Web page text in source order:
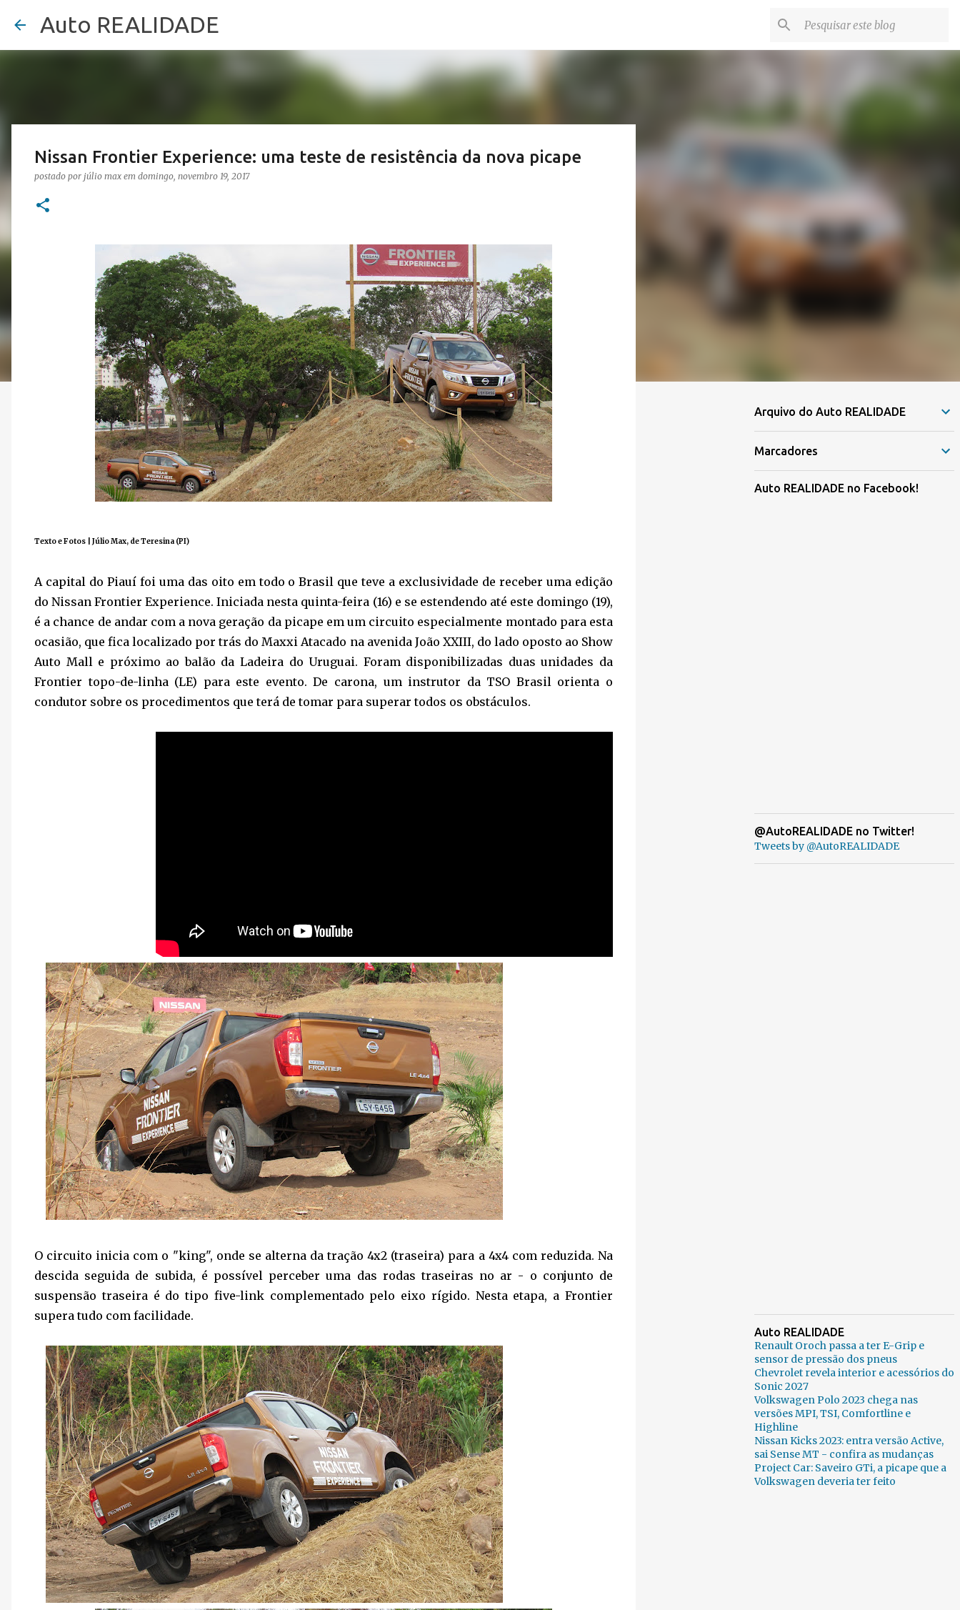
Auto REALIDADE
Nissan Frontier Experience: uma teste de resistência da nova picape
postado por júlio max em domingo, novembro 19, 2017
Texto e Fotos | Júlio Max, de Teresina (PI)
A capital do Piauí foi uma das oito em todo o Brasil que teve a exclusividade de receber uma edição
do Nissan Frontier Experience. Iniciada nesta quinta-feira (16) e se estendendo até este domingo (19),
é a chance de andar com a nova geração da picape em um circuito especialmente montado para esta
ocasião, que fica localizado por trás do Maxxi Atacado na avenida João XXIII, do lado oposto ao Show
Auto Mall e próximo ao balão da Ladeira do Uruguai. Foram disponibilizadas duas unidades da
Frontier topo-de-linha (LE) para este evento. De carona, um instrutor da TSO Brasil orienta o
condutor sobre os procedimentos que terá de tomar para superar todos os obstáculos.
O circuito inicia com o "king", onde se alterna da tração 4x2 (traseira) para a 4x4 com reduzida. Na
descida seguida de subida, é possível perceber uma das rodas traseiras no ar - o conjunto de
suspensão traseira é do tipo five-link complementado pelo eixo rígido. Nesta etapa, a Frontier
supera tudo com facilidade.
Arquivo do Auto REALIDADE
Marcadores
Auto REALIDADE no Facebook!
@AutoREALIDADE no Twitter!
Tweets by @AutoREALIDADE
Auto REALIDADE
Renault Oroch passa a ter E-Grip e
sensor de pressão dos pneus
Chevrolet revela interior e acessórios do
Sonic 2027
Volkswagen Polo 2023 chega nas
versões MPI, TSI, Comfortline e
Highline
Nissan Kicks 2023: entra versão Active,
sai Sense MT - confira as mudanças
Project Car: Saveiro GTi, a picape que a
Volkswagen deveria ter feito